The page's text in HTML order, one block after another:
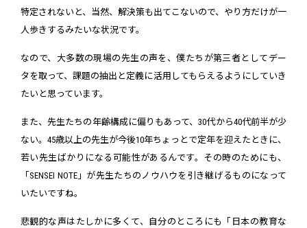
特定されないと、当然、解決策も出てこないので、やり方だけが一
人歩きするみたいな状況です。
なので、大多数の現場の先生の声を、僕たちが第三者としてデー
タを取って、課題の抽出と定義に活用してもらえるようにしていき
たいと思っています。
また、先生たちの年齢構成に偏りもあって、30代から40代前半が少
ない。45歳以上の先生が今後10年ちょっとで定年を迎えたときに、
若い先生ばかりになる可能性があるんです。その時のためにも、
「SENSEI NOTE」が先生たちのノウハウを引き継げるものになって
いたいですね。
悲観的な声はたしかに多くて、自分のところにも「日本の教育な